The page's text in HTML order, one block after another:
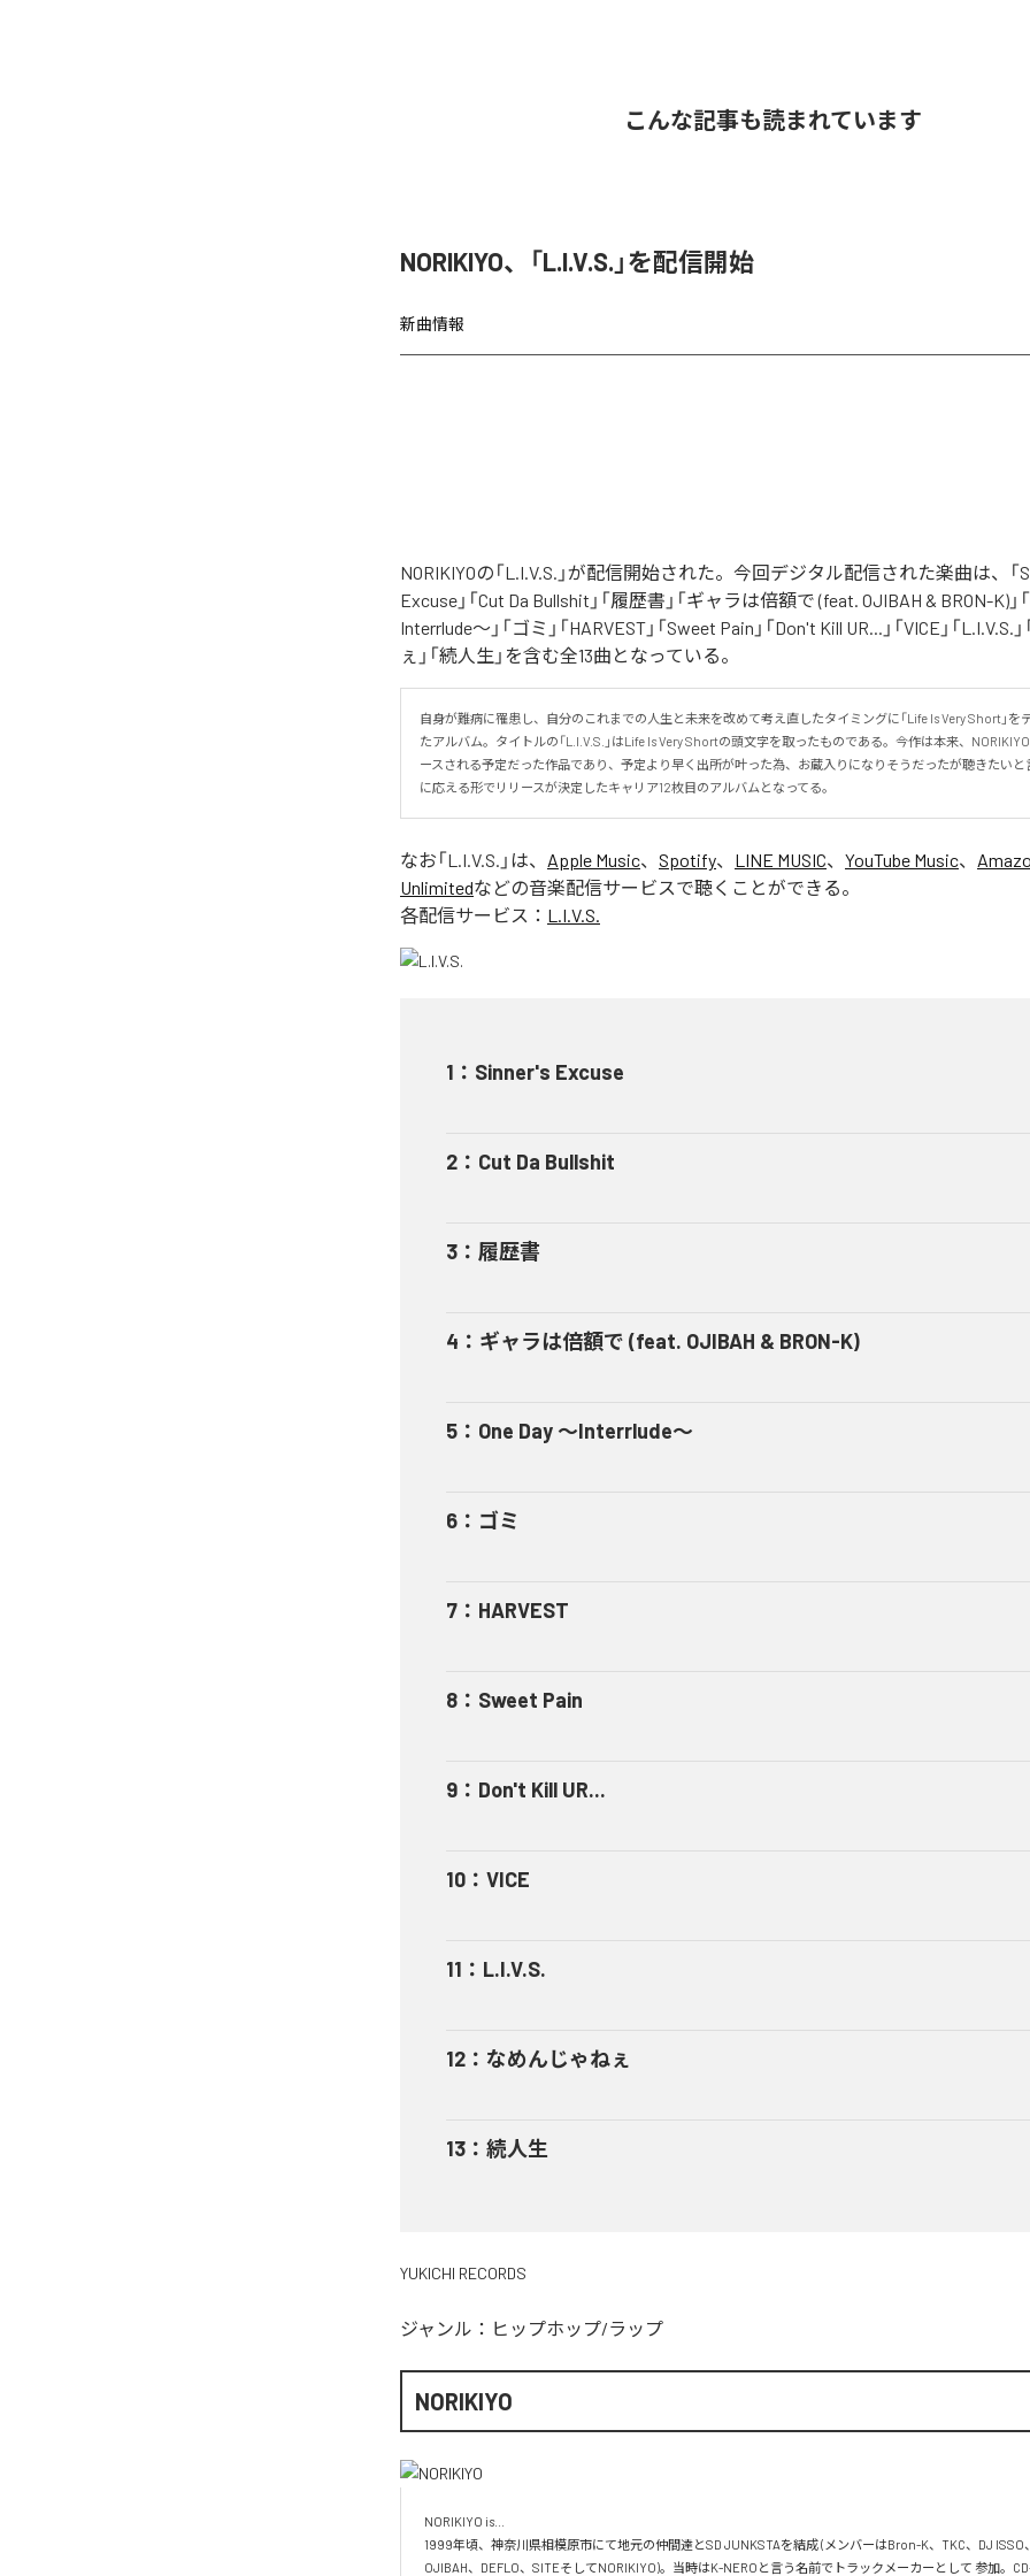
こんな記事も読まれています
NORIKIYO、「L.I.V.S.」を配信開始
新曲情報
NORIKIYOの「L.I.V.S.」が配信開始された。今回デジタル配信された楽曲は、「
Excuse」「Cut Da Bullshit」「履歴書」「ギャラは倍額で (feat. OJIBAH & BRON-K)」
Interrlude～」「ゴミ」「HARVEST」「Sweet Pain」「Don't Kill UR...」「VICE」「L.I.V.S.
ぇ」「続人生」を含む全13曲となっている。
自身が難病に罹患し、自分のこれまでの人生と未来を改めて考え直したタイミングに「Life Is Very Short」を
たアルバム。タイトルの「L.I.V.S.」はLife Is Very Shortの頭文字を取ったものである。今作は本来、
ースされる予定だった作品であり、予定より早く出所が叶った為、お蔵入りになりそうだったが聴きたいと
に応える形でリリースが決定したキャリア12枚目のアルバムとなってる。
なお「L.I.V.S. 」は、 Apple Music、 Spotify、 LINE MUSIC、 YouTube Music、
Unlimitedなどの音楽配信サービスで聴くことができる。
各配信サービス： L.I.V.S.
1 ： Sinner's Excuse
2 ： Cut Da Bullshit
3 ： 履歴書
4 ： ギャラは倍額で (feat. OJIBAH & BRON-K)
5 ： One Day ～Interrlude～
6 ： ゴミ
7 ： HARVEST
8 ： Sweet Pain
9 ： Don't Kill UR...
10 ： VICE
11 ： L.I.V.S.
12 ： なめんじゃねぇ
13 ： 続人生
YUKICHI RECORDS
ジャンル： ヒップホップ/ラップ
NORIKIYO
NORIKIYO is...
1999年頃、神奈川県相模原市にて地元の仲間達とSD JUNKSTAを結成 (メンバーはBron-K、TKC、DJ ISSO
OJIBAH、DEFLO、SITEそしてNORIKIYO)。当時はK-NEROと言う名前でトラックメーカーとして 参加。